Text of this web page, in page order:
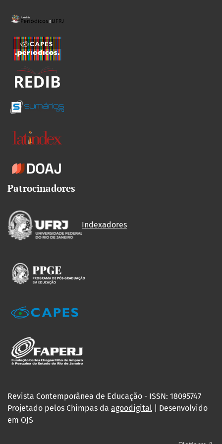
Patrocinadores
Indexadores
Revista Contemporânea de Educação - ISSN: 18095747
Projetado pelos Chimpas da agoodigital | Desenvolvido
em OJS